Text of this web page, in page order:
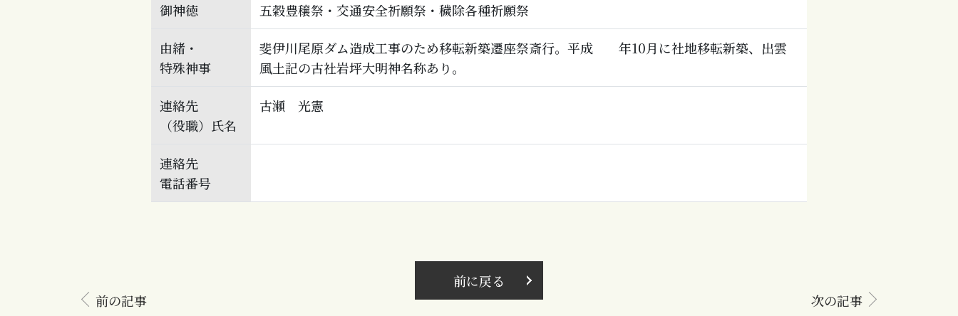
御神徳 五穀豊穣祭・交通安全祈願祭・穢除各種祈願祭
由緒・
特殊神事
斐伊川尾原ダム造成工事のため移転新築遷座祭斎行。平成 年10月に社地移転新築、出雲
風土記の古社岩坪大明神名称あり。
連絡先
（役職）氏名
古瀬 光憲
連絡先
電話番号
前に戻る
前の記事
次の記事